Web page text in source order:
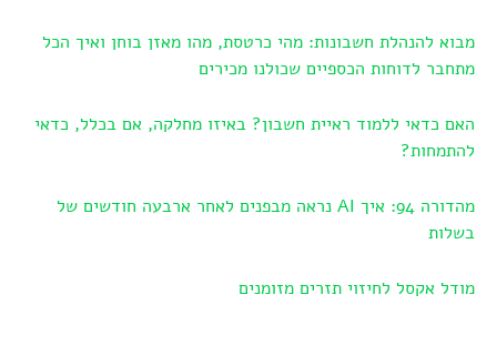
מבוא להנהלת חשבונות: מהי כרטסת, מהו מאזן בוחן ואיך הכל
מתחבר לדוחות הכספיים שכולנו מכירים
האם כדאי ללמוד ראיית חשבון? באיזו מחלקה, אם בכלל, כדאי
להתמחות?
מהדורה 94: איך AI נראה מבפנים לאחר ארבעה חודשים של
בשלות
מודל אקסל לחיזוי תזרים מזומנים